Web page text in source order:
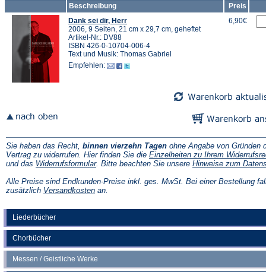
Liederbücher
Chorbücher
Messen / Geistliche Werke
Beschreibung
Preis
Dank sei dir, Herr
2006, 9 Seiten, 21 cm x 29,7 cm, geheftet
Artikel-Nr.: DV88
ISBN 426-0-10704-006-4
Text und Musik: Thomas Gabriel
Empfehlen:
6,90€
Sie haben das Recht, binnen vierzehn Tagen ohne Angabe von Gründen
Vertrag zu widerrufen. Hier finden Sie die Einzelheiten zu Ihrem
und das Widerrufsformular(Öffnet
einem
neuen
. Bitte beachten Sie unsere Hinweise zum
Alle Preise sind Endkunden-Preise inkl. ges. MwSt. Bei einer Bestellung
zusätzlich Versandkosten(Öffnet
an.